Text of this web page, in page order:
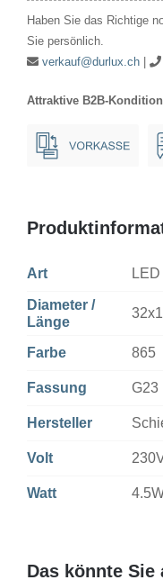
Glass
T32x159
(9W)
620Lm
865
Dim
Haben Sie das Richtige
Sie persönlich.
verkauf@durlux.ch|
Attraktive B2B-
Art
Diameter /
Länge
Farbe 865
Fassung G23
Hersteller
Volt
Watt
Das könnte